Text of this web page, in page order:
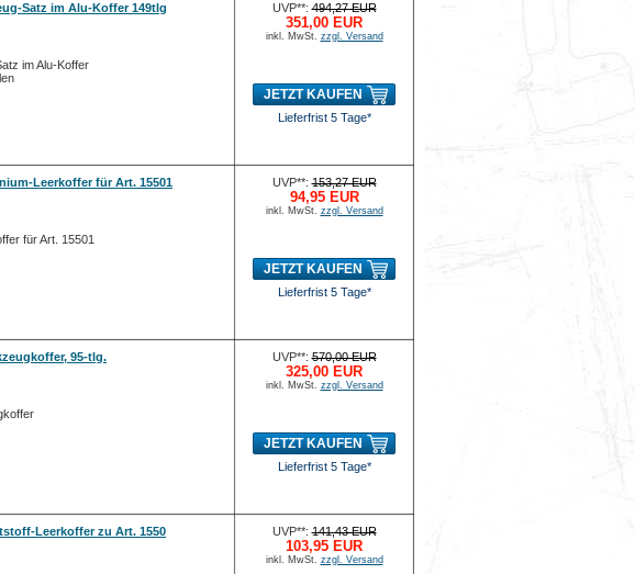
Satz im Alu-Koffer 149tlg
im Alu-Koffer
UVP**:494,27 EUR
351,00 EUR
inkl. MwSt. zzgl. Versand
JETZT KAUFEN
Lieferfrist 5 Tage*
Leerkoffer für Art. 15501
für Art. 15501
UVP**:153,27 EUR
94,95 EUR
inkl. MwSt. zzgl. Versand
JETZT KAUFEN
Lieferfrist 5 Tage*
95-tlg. UVP**:570,00 EUR
325,00 EUR
inkl. MwSt. zzgl. Versand
JETZT KAUFEN
Lieferfrist 5 Tage*
Leerkoffer zu Art. 1550 UVP**:141,43 EUR
103,95 EUR
inkl. MwSt. zzgl. Versand